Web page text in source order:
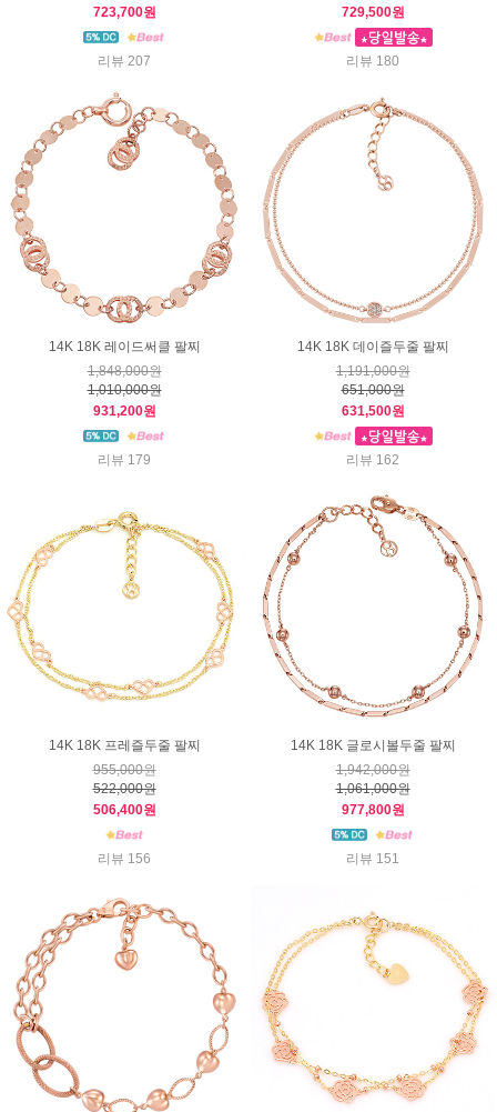
723,700원
리뷰 207
729,500원
리뷰 180
14K 18K 레이드써클 팔찌
1,848,000원
1,010,000원
931,200원
리뷰 179
14K 18K 데이즐두줄 팔찌
1,191,000원
651,000원
631,500원
리뷰 162
14K 18K 프레즐두줄 팔찌
955,000원
522,000원
506,400원
리뷰 156
14K 18K 글로시볼두줄 팔찌
1,942,000원
1,061,000원
977,800원
리뷰 151